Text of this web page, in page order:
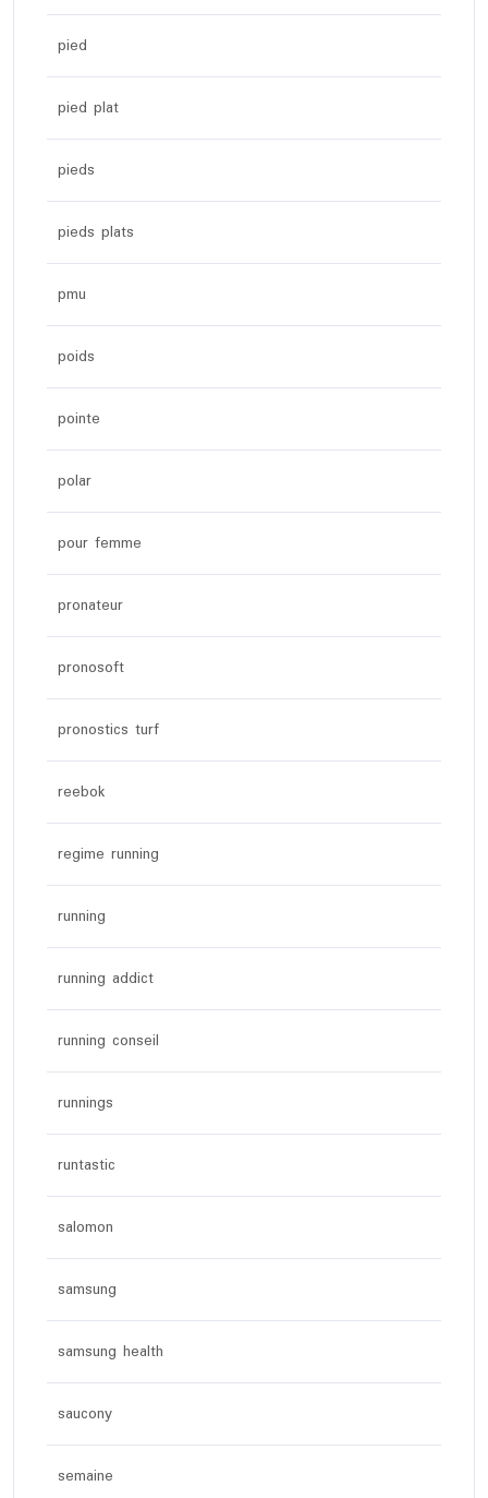
pied
pied plat
pieds
pieds plats
pmu
poids
pointe
polar
pour femme
pronateur
pronosoft
pronostics turf
reebok
regime running
running
running addict
running conseil
runnings
runtastic
salomon
samsung
samsung health
saucony
semaine